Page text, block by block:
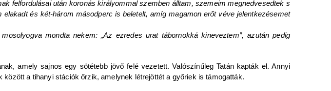
felfordulásai után koronás királyommal szemben álltam, szemeim megnedvesedtek s
és két-három másodperc is beletelt, amíg magamon erőt véve jelentkezésemet
mondta nekem: „Az ezredes urat tábornokká kineveztem”, azután pedig
amely sajnos egy sötétebb jövő felé vezetett. Valószínűleg Tatán kapták el. Annyi
a tihanyi stációk őrzik, amelynek létrejöttét a győriek is támogatták.